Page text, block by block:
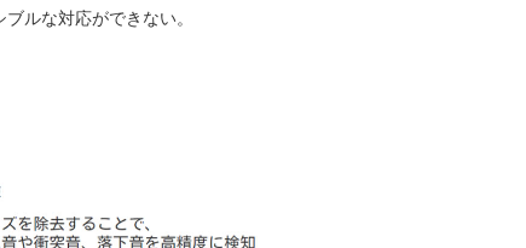
ルな対応ができない。